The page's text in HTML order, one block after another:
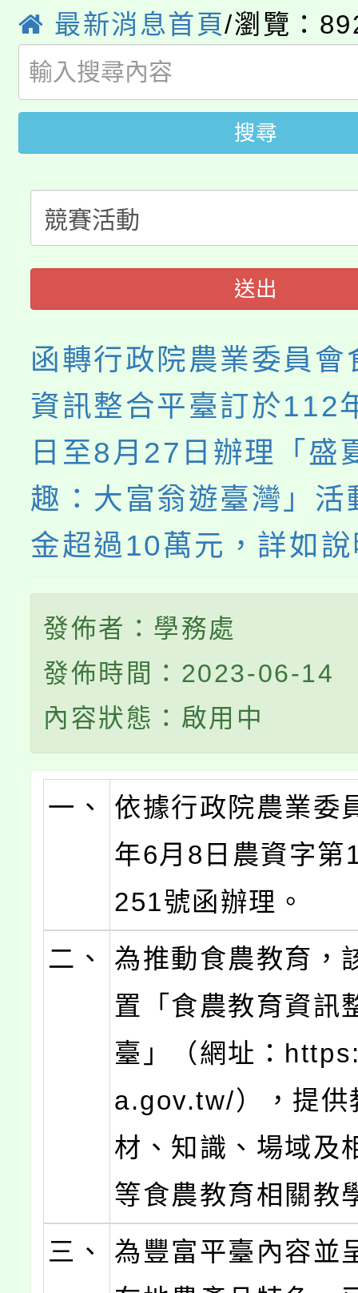
局官網。
8月14至27日，桃園電
開!
115年桃園市運動會8/
田徑場及游泳池舉行。
桃園市低收入戶享有免
視費優惠，中低收入戶
半價優惠，詳情可洽有
者。
大園自造教育及科技
份教師增能研習
大溪自造教育及科技中
份教師研習
淨零綠生活教案入校路
會
115年食農教育專業人
程
最新消息首頁/瀏覽：
搜尋
送出
函轉行政院農業委員會
資訊整合平臺訂於112
日至8月27日辦理「盛
趣：大富翁遊臺灣」活
金超過10萬元，詳如
發佈者：學務處
發佈時間：2023-06-14
內容狀態：啟用中
一、
依據行政院農業委
年6月8日農資字第
251號函辦理。
二、
為推動食農教育，
置「食農教育資訊
臺」（網址：
a.gov.tw/），提供
材、知識、場域及
等食農教育相關教
三、
為豐富平臺內容並